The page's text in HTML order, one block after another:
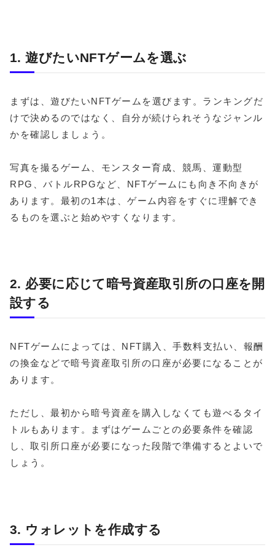
1. 遊びたいNFTゲームを選ぶ
まずは、遊びたいNFTゲームを選びます。ランキングだ
けで決めるのではなく、自分が続けられそうなジャンル
かを確認しましょう。
写真を撮るゲーム、モンスター育成、競馬、運動型
RPG、バトルRPGなど、NFTゲームにも向き不向きが
あります。最初の1本は、ゲーム内容をすぐに理解でき
るものを選ぶと始めやすくなります。
2. 必要に応じて暗号資産取引所の口座を開
設する
NFTゲームによっては、NFT購入、手数料支払い、報酬
の換金などで暗号資産取引所の口座が必要になることが
あります。
ただし、最初から暗号資産を購入しなくても遊べるタイ
トルもあります。まずはゲームごとの必要条件を確認
し、取引所口座が必要になった段階で準備するとよいで
しょう。
3. ウォレットを作成する